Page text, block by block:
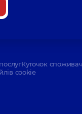
Куточок
cookie